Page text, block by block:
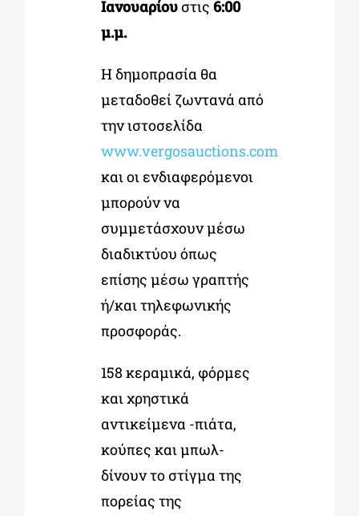
Ιανουαρίου στις 6:00
μ.μ.
H δημοπρασία θα
μεταδοθεί ζωντανά από
την ιστοσελίδα
www.vergosauctions.com
και οι ενδιαφερόμενοι
μπορούν να
συμμετάσχουν μέσω
διαδικτύου όπως
επίσης μέσω γραπτής
ή/και τηλεφωνικής
προσφοράς.
158 κεραμικά, φόρμες
και χρηστικά
αντικείμενα -πιάτα,
κούπες και μπωλ-
δίνουν το στίγμα της
πορείας της